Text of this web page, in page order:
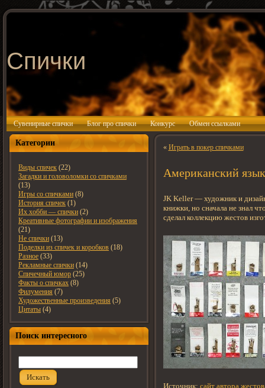
Спички
Сувенирные спички Блог про спички Конкурс Обмен ссылками
Категории
Виды спичек (22)
Загадки и головоломки со спичками
(13)
Игры со спичками (8)
История спичек (1)
Их хобби — спички (2)
Креативные фотографии и изображения
(21)
Не спички (13)
Поделки из спичек и коробков (18)
Разное (33)
Рекламные спички (14)
Спичечный юмор (25)
Факты о спичках (8)
Филумения (7)
Художественные произведения (5)
Цитаты (4)
Поиск интересного
Искать
« Играть в покер спичками
Американский
JK Keller — художник и
книжки, но сначала не знал
сделал коллекцию жестов
Источник: сайт автора